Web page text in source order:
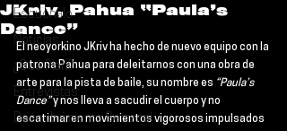
Escúchalo
Noticias
¿Qué Plan?
Entrevistas
Descubrimiento Semanal
JKriv, Pahua “Paula’s
Dance”
El neoyorkino JKriv ha hecho de nuevo equipo con la
patrona Pahua para deleitarnos con una obra de
arte para la pista de baile, su nombre es “Paula’s
Dance” y nos lleva a sacudir el cuerpo y no
escatimar en movimientos vigorosos impulsados